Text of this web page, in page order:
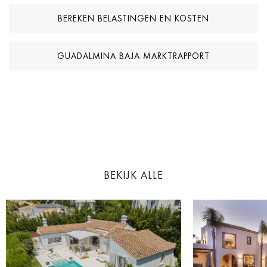
vindt u ook de beroemde Senda Litoral die Marbella met
gerenommeerde privéschool en een prachtige beach club. Puerto
Kenmerken: 3 slaapkamers, 3 badkamers en suite, 147 m²
Privé ondergrondse parkeerplaats, Berging, 24u beveiliging,
Conciërge, Gemeenschappelijke zwembaden, Privérestaurant,
Directe strandtoegang, Bouwjaar: 1976, Volledig gerenoveerd
BEREKEN BELASTINGEN EN KOSTEN
GUADALMINA BAJA MARKTRAPPORT
BEKIJK ALLE